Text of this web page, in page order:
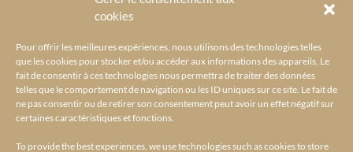
cookies
Pour offrir les meilleures expériences, nous utilisons des technologies telles
que les cookies pour stocker et/ou accéder aux informations des appareils. Le
fait de consentir à ces technologies nous permettra de traiter des données
telles que le comportement de navigation ou les ID uniques sur ce site. Le fait de
ne pas consentir ou de retirer son consentement peut avoir un effet négatif sur
certaines caractéristiques et fonctions.
To provide the best experiences, we use technologies such as cookies to store